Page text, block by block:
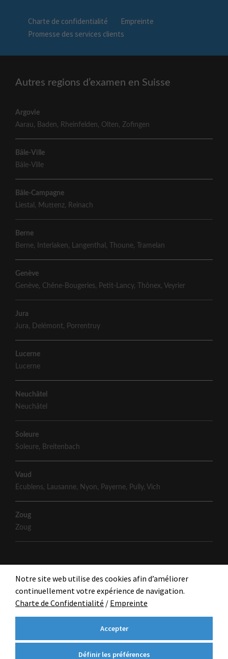
Charte de confidentialité
Empreinte
Promesse des services clients
Autres regions d’examen en Suisse
Argovie
Aarau, Baden, Rheinfelden, Olten,Zofingen
Bâle-Ville
Bâle-Ville
Bâle-Campagne
Liestal , Muttenz, Reinach
Berne
Berne, Interlaken, Langenthal , Thoune, Tramelan
Genève
Genève, Chêne-Bougeries, Petit-Lancy, Thônex, Veyrier
Jura
Jura, Delémont, Porrentruy
Lucerne
Lucerne
Neuchâtel
Neuchâtel
Soleure
Soleure, Breitenbach
Vaud
Ecublens, Lausanne, Nyon, Payerne, Pully, Vich
Zoug
Zoug
Notre site web utilise des cookies afin d’améliorer
continuellement votre expérience de navigation.
Charte de Confidentialité / Empreinte
Accepter
Définir les préférences